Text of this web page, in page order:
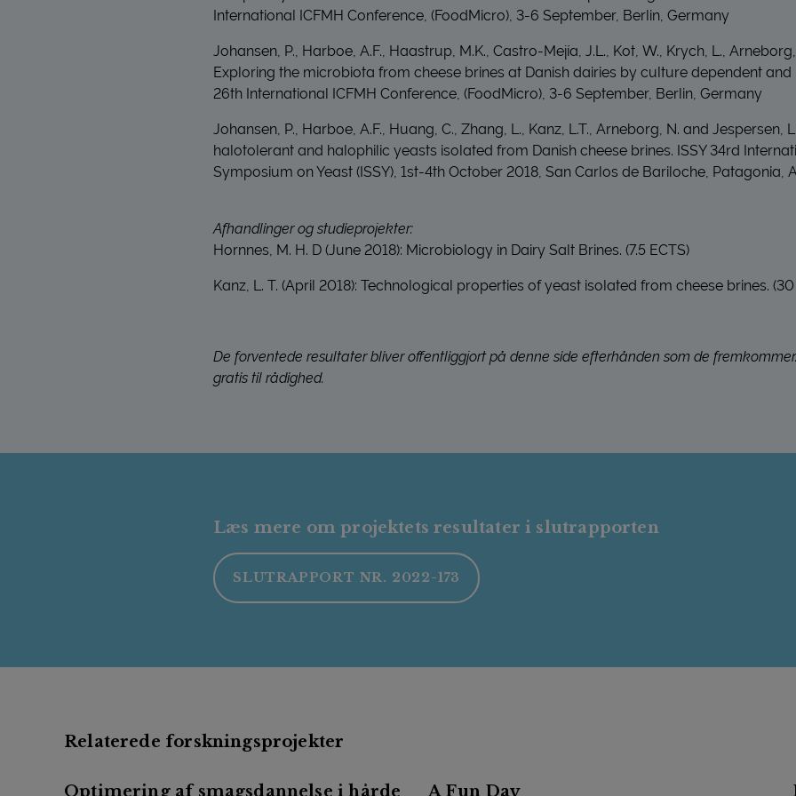
International ICFMH Conference, (FoodMicro), 3-6 September, Berlin, Germany
Johansen, P., Harboe, A.F., Haastrup, M.K., Castro-Mejía, J.L., Kot, W., Krych, L.,
Exploring the microbiota from cheese brines at Danish dairies by culture dependent and
26th International ICFMH Conference, (FoodMicro), 3-6 September, Berlin, Germany
Johansen, P., Harboe, A.F., Huang, C., Zhang, L., Kanz, L.T., Arneborg, N. and Jespersen,
halotolerant and halophilic yeasts isolated from Danish cheese brines. ISSY 34rd
Symposium on Yeast (ISSY), 1st-4th October 2018, San Carlos de Bariloche, Patagonia,
​Afhandlinger og studieprojekter:
Hornnes, M. H. D (June 2018): Microbiology in Dairy Salt Brines. (7.5 ECTS)
Kanz, L. T. (April 2018): Technological properties of yeast isolated from cheese brines. (30
De forventede resultater bliver offentliggjort på denne side efterhånden som de
gratis til rådighed.
Læs mere om projektets resultater i slutrapporten
SLUTRAPPORT NR. 2022-173
Relaterede forskningsprojekter
Optimering af smagsdannelse i hårde A Fun Day